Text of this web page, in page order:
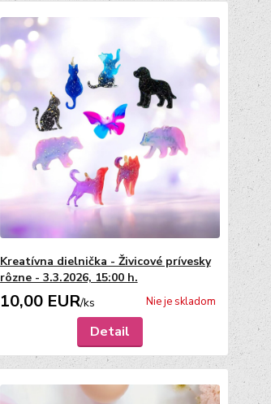
Kreatívna dielnička - Živicové prívesky
rôzne - 3.3.2026, 15:00 h.
10,00 EUR/ks Nie je skladom
Detail